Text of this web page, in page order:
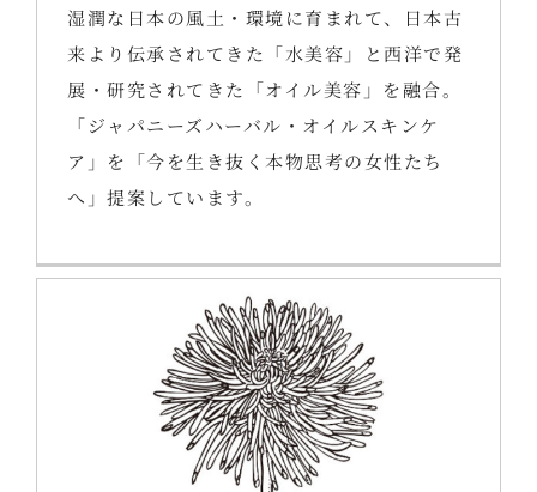
湿潤な日本の風土・環境に育まれて、日本古
来より伝承されてきた「水美容」と西洋で発
展・研究されてきた「オイル美容」を融合。
「ジャパニーズハーバル・オイルスキンケ
ア」を「今を生き抜く本物思考の女性たち
へ」提案しています。